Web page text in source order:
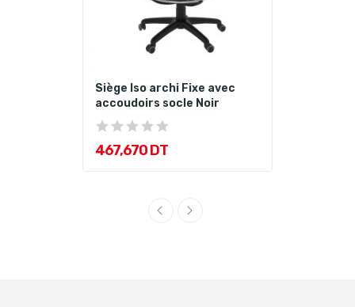
Siège Iso archi Fixe avec
accoudoirs socle Noir
467,670 DT